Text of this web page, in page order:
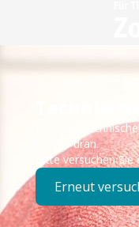
Es ist ein
bereits dran.
Bitte versuchen
Erneut